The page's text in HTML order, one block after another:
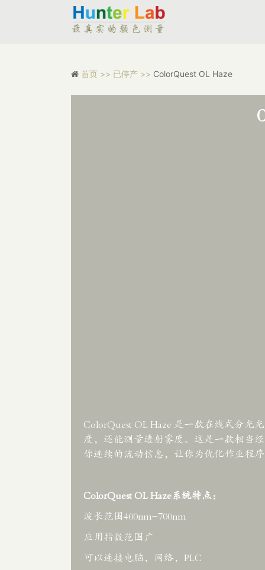
首页 >> 已停产 >> ColorQuest OL Haze
ColorQuest OL Haze 是一款在线式分光
度，还能测量透射雾度。这是一款相当
你连续的流动信息，让你为优化作业程
ColorQuest OL Haze系统特点：
波长范围400nm-700nm
应用指数范围广
可以连接电脑，网络，PLC